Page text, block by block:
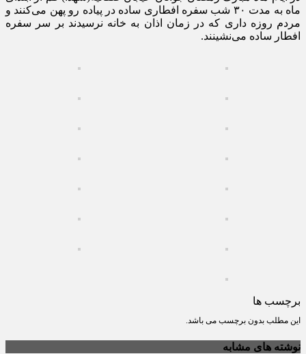
ماه به مدت ۳۰ شب سفره افطاری ساده در پیاده رو پهن می‌کنند و
مردم روزه داری که در زمان اذان به خانه نرسیدند بر سر سفره
افطار ساده می‌نشینند.
برچسب ها
این مطلب بدون برچسب می باشد.
نوشته های مشابه